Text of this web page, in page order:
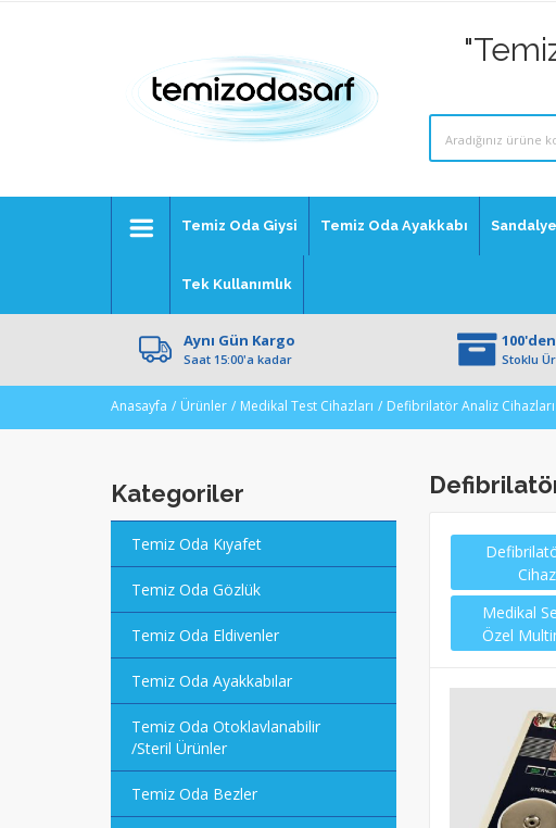
Temiz Oda Giysi Temiz Oda Ayakkabı
Tek Kullanımlık
Aynı Gün Kargo
Saat 15:00'a kadar Stoklu
Anasayfa Ürünler Medikal Test Cihazları Defibrilatör Analiz Cihazları
Kategoriler
Temiz Oda Kıyafet
Temiz Oda Gözlük
Temiz Oda Eldivenler
Temiz Oda Ayakkabılar
Temiz Oda Otoklavlanabilir
/Steril Ürünler
Temiz Oda Bezler
Medikal
Özel